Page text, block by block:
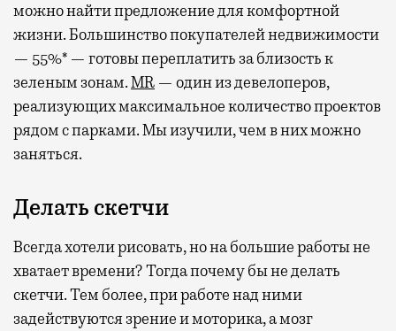
можно найти предложение для комфортной
жизни. Большинство покупателей недвижимости
— 55%* — готовы переплатить за близость к
зеленым зонам.MR — один из девелоперов,
реализующих максимальное количество проектов
рядом с парками. Мы изучили, чем в них можно
заняться.
Делать скетчи
Всегда хотели рисовать, но на большие работы не
хватает времени? Тогда почему бы не делать
скетчи. Тем более, при работе над ними
задействуются зрение и моторика, а мозг